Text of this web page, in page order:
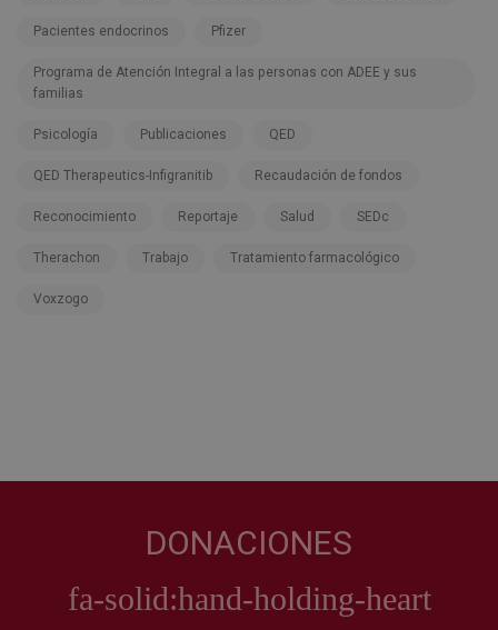
Pacientes endocrinos Pfizer
Programa de Atención Integral a las personas con ADEE y sus
familias
Psicología Publicaciones QED
QED Therapeutics-Infigranitib Recaudación de fondos
Reconocimiento Reportaje Salud SEDc
Therachon Trabajo Tratamiento farmacológico
Voxzogo
DONACIONES